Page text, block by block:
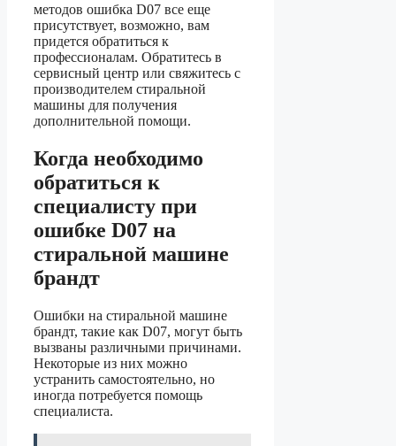
методов ошибка D07 все еще
присутствует, возможно, вам
придется обратиться к
профессионалам. Обратитесь в
сервисный центр или свяжитесь с
производителем стиральной
машины для получения
дополнительной помощи.
Когда необходимо
обратиться к
специалисту при
ошибке D07 на
стиральной машине
брандт
Ошибки на стиральной машине
брандт, такие как D07, могут быть
вызваны различными причинами.
Некоторые из них можно
устранить самостоятельно, но
иногда потребуется помощь
специалиста.